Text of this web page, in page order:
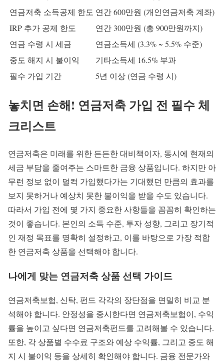
연금저축 소득공제 한도 연간 600만원 (개인연금저축 계좌)
IRP 추가 공제 한도
연간 300만원 (총 900만원까지)
연금 수령 시 세금
연금소득세 (3.3% ~ 5.5% 수준)
중도 해지 시 불이익
기타소득세 16.5% 부과
필수 가입 기간
5년 이상 (연금 수령 시)
놓치면 손해! 연금저축 가입 전 필수 체
크리스트
연금저축은 미래를 위한 든든한 대비책이자, 동시에 현재의
세금 부담을 줄여주는 스마트한 금융 상품입니다. 하지만 아
무런 정보 없이 덜컥 가입했다가는 기대했던 만큼의 효과를
보지 못하거나 예상치 못한 불이익을 받을 수도 있습니다.
따라서 가입 전에 몇 가지 중요한 사항들을 꼼꼼히 확인하는
것이 좋습니다. 본인의 소득 수준, 투자 성향, 그리고 장기적
인 재정 목표를 명확히 설정하고, 이를 바탕으로 가장 적합
한 연금저축 상품을 선택해야 합니다.
나에게 맞는 연금저축 상품 선택 가이드
연금저축보험, 신탁, 펀드 각각의 장단점을 면밀히 비교 분
석해야 합니다. 안정성을 중시한다면 연금저축보험이, 수익
률을 높이고 싶다면 연금저축펀드를 고려해볼 수 있습니다.
또한, 각 상품별 수수료 구조와 예상 수익률, 그리고 중도 해
지 시 불이익 등을 상세히 확인해야 합니다. 금융 전문가와